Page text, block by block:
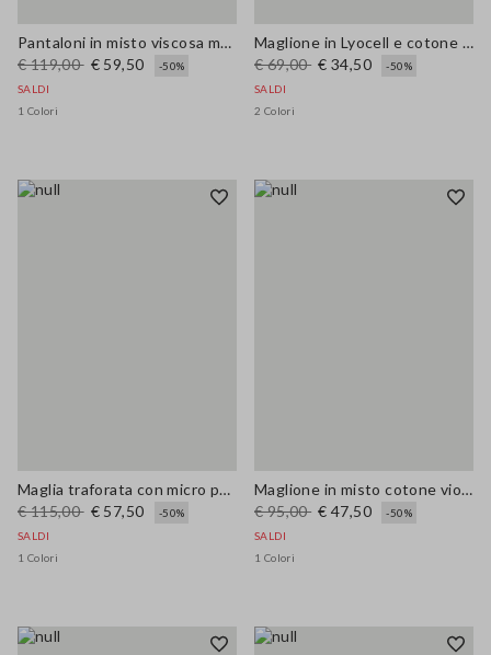
Pantaloni in misto viscosa marrone regular fit
€ 119,00 € 59,50
-50%
SALDI
1 Colori
Maglione in Lyocell e cotone marrone regular fit con scollo a V
€ 69,00 € 34,50
-50%
SALDI
2 Colori
Maglia traforata con micro paillettes
€ 115,00 € 57,50
-50%
SALDI
1 Colori
Maglione in misto cotone viola regular fit con motivo mesh
€ 95,00 € 47,50
-50%
SALDI
1 Colori